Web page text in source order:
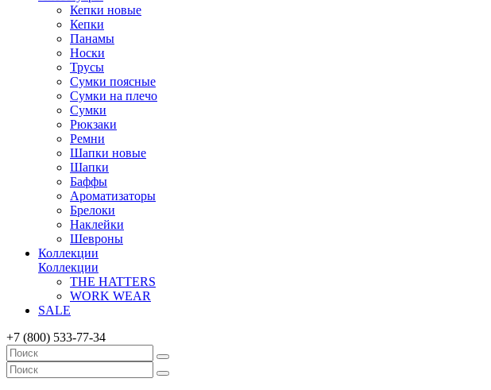
Кепки новые
Кепки
Панамы
Носки
Трусы
Сумки поясные
Сумки на плечо
Сумки
Рюкзаки
Ремни
Шапки новые
Шапки
Баффы
Ароматизаторы
Брелоки
Наклейки
Шевроны
Коллекции
Коллекции
THE HATTERS
WORK WEAR
SALE
+7 (800) 533-77-34